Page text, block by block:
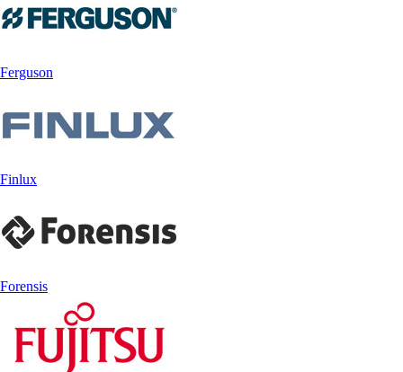
Ferguson
Finlux
Forensis